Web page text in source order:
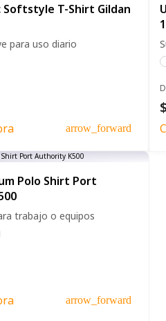
Softstyle T-Shirt Gildan
para uso diario
arrow_forward
Polo Shirt Port
trabajo o equipos
arrow_forward